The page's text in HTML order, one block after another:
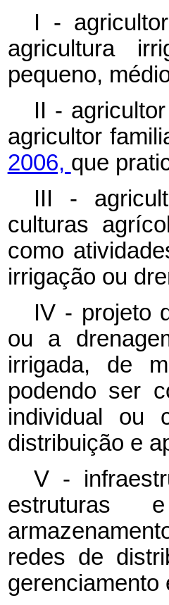
I -
agricultura
pequeno,
II -
agricultor
2006, que
III -
culturas
como
irrigação ou
IV - projeto
ou a
irrigada, de
podendo ser
individual ou
distribuição e
V -
estruturas
redes de
gerenciamento